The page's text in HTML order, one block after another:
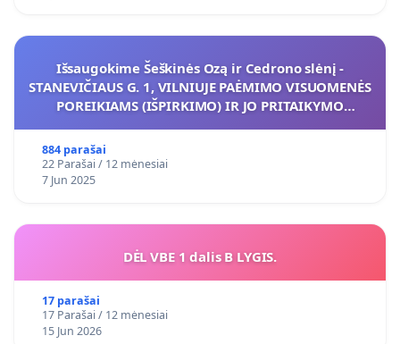
Išsaugokime Šeškinės Ozą ir Cedrono slėnį -
STANEVIČIAUS G. 1, VILNIUJE PAĖMIMO VISUOMENĖS
POREIKIAMS (IŠPIRKIMO) IR JO PRITAIKYMO
884 parašai
22 Parašai / 12 mėnesiai
7 Jun 2025
DĖL VBE 1 dalis B LYGIS.
17 parašai
17 Parašai / 12 mėnesiai
15 Jun 2026